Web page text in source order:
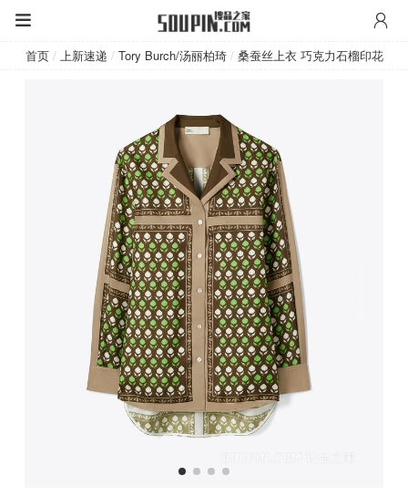
首页 / 上新速递 / Tory Burch/汤丽柏琦 /桑蚕丝上衣 巧克力石榴印花
Tory Burch/汤丽柏琦